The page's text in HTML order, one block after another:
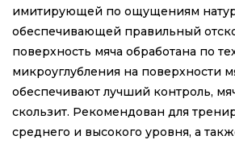
имитирующей по ощущениям
обеспечивающей правильный
поверхность мяча обработана по
микроуглубления на поверхности
обеспечивают лучший контроль,
скользит. Рекомендован для
среднего и высокого уровня, а